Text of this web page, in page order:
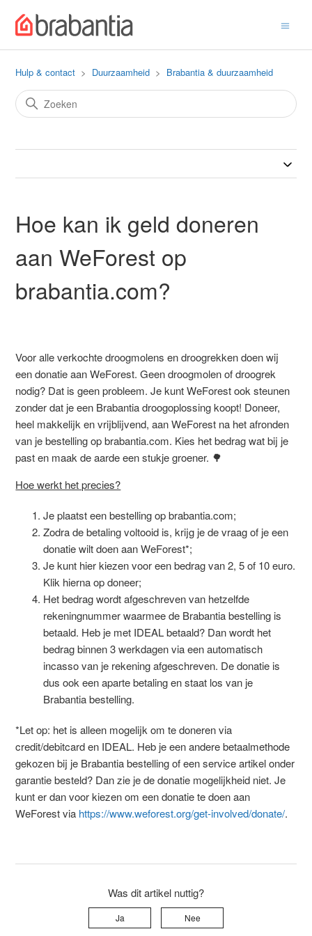
Hulp & contact Duurzaamheid Brabantia & duurzaamheid
Hoe kan ik geld doneren
aan WeForest op
brabantia.com?
Voor alle verkochte droogmolens en droogrekken doen wij
een donatie aan WeForest. Geen droogmolen of droogrek
nodig? Dat is geen probleem. Je kunt WeForest ook steunen
zonder dat je een Brabantia droogoplossing koopt! Doneer,
heel makkelijk en vrijblijvend, aan WeForest na het afronden
van je bestelling op brabantia.com. Kies het bedrag wat bij je
past en maak de aarde een stukje groener. 🌳
Hoe werkt het precies?
Je plaatst een bestelling op brabantia.com;
Zodra de betaling voltooid is, krijg je de vraag of je een
donatie wilt doen aan WeForest*;
Je kunt hier kiezen voor een bedrag van 2, 5 of 10 euro.
Klik hierna op doneer;
Het bedrag wordt afgeschreven van hetzelfde
rekeningnummer waarmee de Brabantia bestelling is
betaald. Heb je met IDEAL betaald? Dan wordt het
bedrag binnen 3 werkdagen via een automatisch
incasso van je rekening afgeschreven. De donatie is
dus ook een aparte betaling en staat los van je
Brabantia bestelling.
*Let op: het is alleen mogelijk om te doneren via
credit/debitcard en IDEAL. Heb je een andere betaalmethode
gekozen bij je Brabantia bestelling of een service artikel onder
garantie besteld? Dan zie je de donatie mogelijkheid niet. Je
kunt er dan voor kiezen om een donatie te doen aan
WeForest via https://www.weforest.org/get-involved/donate/.
Was dit artikel nuttig?
Ja Nee